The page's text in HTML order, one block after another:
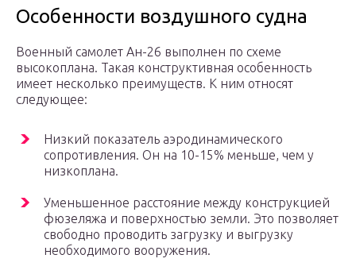
Особенности воздушного судна
Военный самолет Ан-26 выполнен по схеме
высокоплана. Такая конструктивная особенность
имеет несколько преимуществ. К ним относят
следующее:
Низкий показатель аэродинамического
сопротивления. Он на 10-15% меньше, чем у
низкоплана.
Уменьшенное расстояние между конструкцией
фюзеляжа и поверхностью земли. Это позволяет
свободно проводить загрузку и выгрузку
необходимого вооружения.